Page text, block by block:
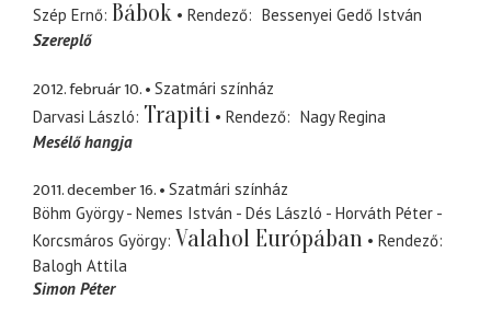
Szép Ernő Bábok Rendező
Bessenyei Gedő István
Szereplő
2012. február 10.
Szatmári színház
Darvasi László Trapiti Rendező
Nagy Regina
Mesélő hangja
2011. december 16.
Szatmári színház
Böhm György - Nemes István - Dés László - Horváth Péter -
Korcsmáros György Valahol Európában
Rendező
Balogh Attila
Simon Péter